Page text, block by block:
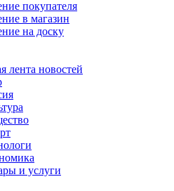
покупателя
в магазин
на доску
лента новостей
и услуги